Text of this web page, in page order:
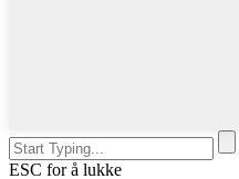
ESC for å lukke